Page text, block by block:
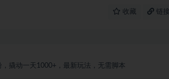
收藏 链接
，撬动一天1000+，最新玩法，无需脚本